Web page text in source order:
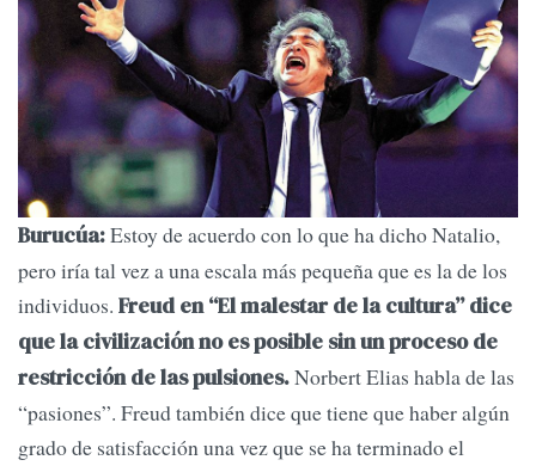
Burucúa:Estoy de acuerdo con lo que ha dicho Natalio,
pero iría tal vez a una escala más pequeña que es la de los
individuos. Freud en “El malestar de la cultura” dice
que la civilización no es posible sin un proceso de
restricción de las pulsiones.Norbert Elias habla de las
“pasiones”. Freud también dice que tiene que haber algún
grado de satisfacción una vez que se ha terminado el